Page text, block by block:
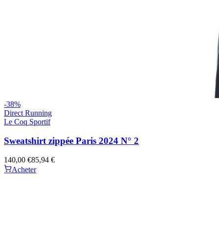
-38%
Direct Running
Le Coq Sportif
Sweatshirt zippée Paris 2024 N° 2
140,00 €85,94 €
Acheter